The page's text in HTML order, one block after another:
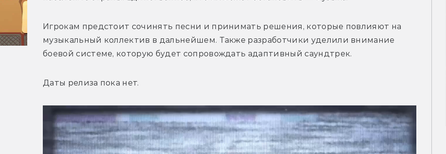
Игрокам предстоит сочинять песни и принимать решения, которые повлияют на
музыкальный коллектив в дальнейшем. Также разработчики уделили внимание
боевой системе, которую будет сопровождать адаптивный саундтрек.
Даты релиза пока нет.